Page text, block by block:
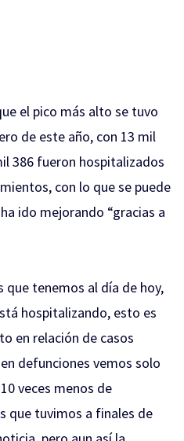
el pico más alto se tuvo
de este año, con 13 mil
386 fueron hospitalizados
con lo que se puede
ido mejorando “gracias a
que tenemos al día de hoy,
hospitalizando, esto es
en relación de casos
defunciones vemos solo
veces menos de
que tuvimos a finales de